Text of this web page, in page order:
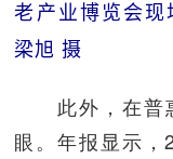
老产业博览会现
梁旭 摄
此外，在普
眼。年报显示，